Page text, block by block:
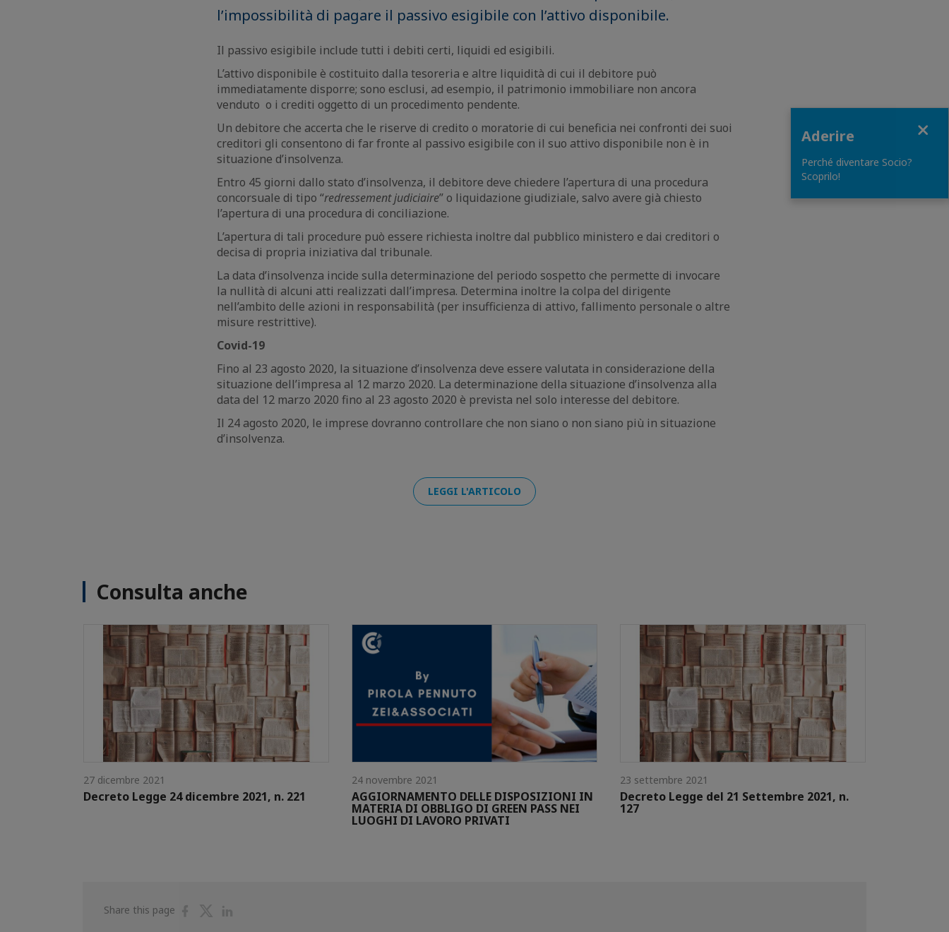
l’impossibilità di pagare il passivo esigibile con l’attivo disponibile.
Il passivo esigibile include tutti i debiti certi, liquidi ed esigibili.
L’attivo disponibile è costituito dalla tesoreria e altre liquidità di cui il debitore può
immediatamente disporre; sono esclusi, ad esempio, il patrimonio immobiliare non ancora
venduto o i crediti oggetto di un procedimento pendente.
Un debitore che accerta che le riserve di credito o moratorie di cui beneficia nei confronti dei suoi
creditori gli consentono di far fronte al passivo esigibile con il suo attivo disponibile non è in
situazione d’insolvenza.
Entro 45 giorni dallo stato d’insolvenza, il debitore deve chiedere l’apertura di una procedura
concorsuale di tipo “redressement judiciaire” o liquidazione giudiziale, salvo avere già chiesto
l’apertura di una procedura di conciliazione.
L’apertura di tali procedure può essere richiesta inoltre dal pubblico ministero e dai creditori o
decisa di propria iniziativa dal tribunale.
La data d’insolvenza incide sulla determinazione del periodo sospetto che permette di invocare
la nullità di alcuni atti realizzati dall’impresa. Determina inoltre la colpa del dirigente
nell’ambito delle azioni in responsabilità (per insufficienza di attivo, fallimento personale o altre
misure restrittive).
Covid-19
Fino al 23 agosto 2020, la situazione d’insolvenza deve essere valutata in considerazione della
situazione dell’impresa al 12 marzo 2020. La determinazione della situazione d’insolvenza alla
data del 12 marzo 2020 fino al 23 agosto 2020 è prevista nel solo interesse del debitore.
Il 24 agosto 2020, le imprese dovranno controllare che non siano o non siano più in situazione
d’insolvenza.
LEGGI L'ARTICOLO
Consulta anche
27 dicembre 2021
Decreto Legge 24 dicembre 2021, n. 221
24 novembre 2021
AGGIORNAMENTO DELLE DISPOSIZIONI IN
MATERIA DI OBBLIGO DI GREEN PASS NEI
LUOGHI DI LAVORO PRIVATI
23 settembre 2021
Decreto Legge del 21 Settembre 2021, n.
127
Share this page
ShareShare
Aderire
Perché diventare Socio?
Scoprilo!